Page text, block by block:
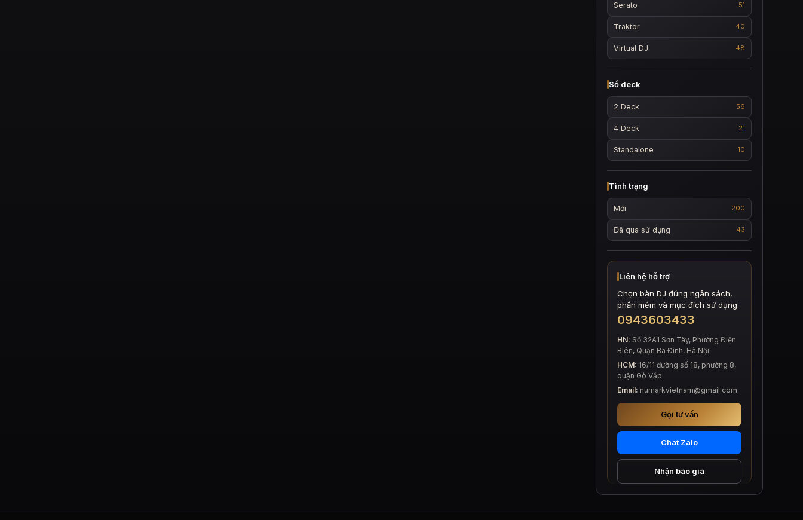
Serato 51
Traktor 40
Virtual DJ 48
Số deck
2 Deck 56
4 Deck 21
Standalone 10
Tình trạng
Mới 200
Đã qua sử dụng 43
Liên hệ hỗ trợ
Chọn bàn DJ đúng ngân sách,
phần mềm và mục đích sử dụng.
0943603433
HN: Số 32A1 Sơn Tây, Phường Điện
Biên, Quận Ba Đình, Hà Nội
HCM: 16/11 đường số 18, phường 8,
quận Gò Vấp
Email: numarkvietnam@gmail.com
Gọi tư vấn
Chat Zalo
Nhận báo giá